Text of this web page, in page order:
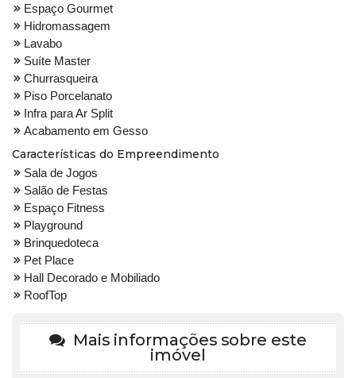
Espaço Gourmet
Hidromassagem
Lavabo
Suíte Master
Churrasqueira
Piso Porcelanato
Infra para Ar Split
Acabamento em Gesso
Características do Empreendimento
Sala de Jogos
Salão de Festas
Espaço Fitness
Playground
Brinquedoteca
Pet Place
Hall Decorado e Mobiliado
RoofTop
Mais informações sobre este
imóvel